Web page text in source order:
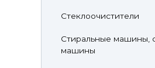
Стеклоочистители
Стиральные машины,
машины